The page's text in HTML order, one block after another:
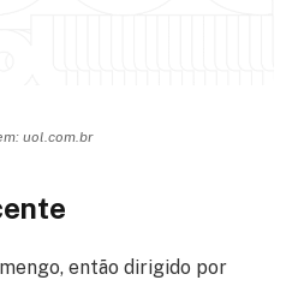
uol.com.br
então dirigido por